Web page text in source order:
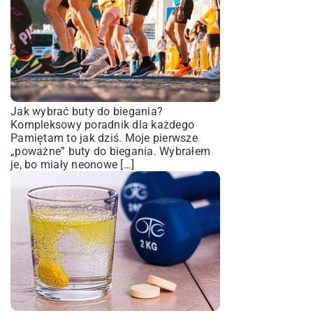
Jak wybrać buty do biegania?
Kompleksowy poradnik dla każdego
Pamiętam to jak dziś. Moje pierwsze
„poważne” buty do biegania. Wybrałem
je, bo miały neonowe […]